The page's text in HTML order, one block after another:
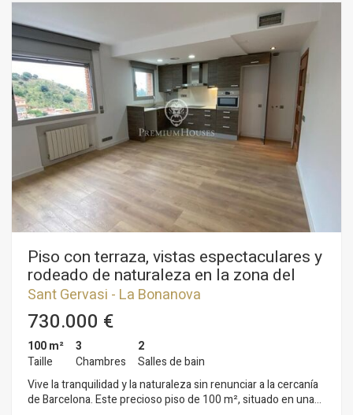
Piso con terraza, vistas espectaculares y
rodeado de naturaleza en la zona del
Tibidabo
Sant Gervasi - La Bonanova
730.000 €
100 m²
Taille
3
Chambres
2
Salles de bain
Vive la tranquilidad y la naturaleza sin renunciar a la cercanía
de Barcelona. Este precioso piso de 100 m², situado en una